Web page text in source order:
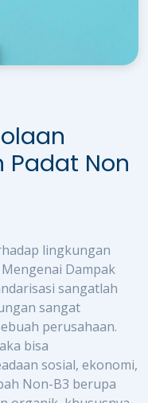
Non
lingkungan
Dampak
sangatlah
sangat
perusahaan.
bisa
sosial, ekonomi,
Non-B3 berupa